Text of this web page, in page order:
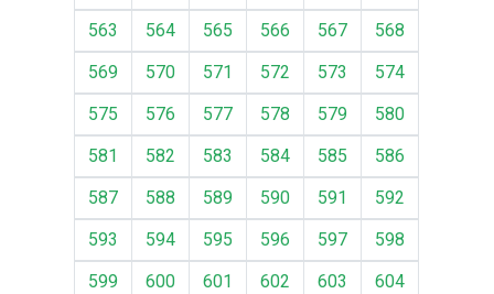
563
564 565 566 567
568
569
570 571 572 573
574
575
576 577 578 579
580
581
582 583 584 585
586
587
588 589 590 591
592
593
594 595 596 597
598
599
600 601 602 603
604